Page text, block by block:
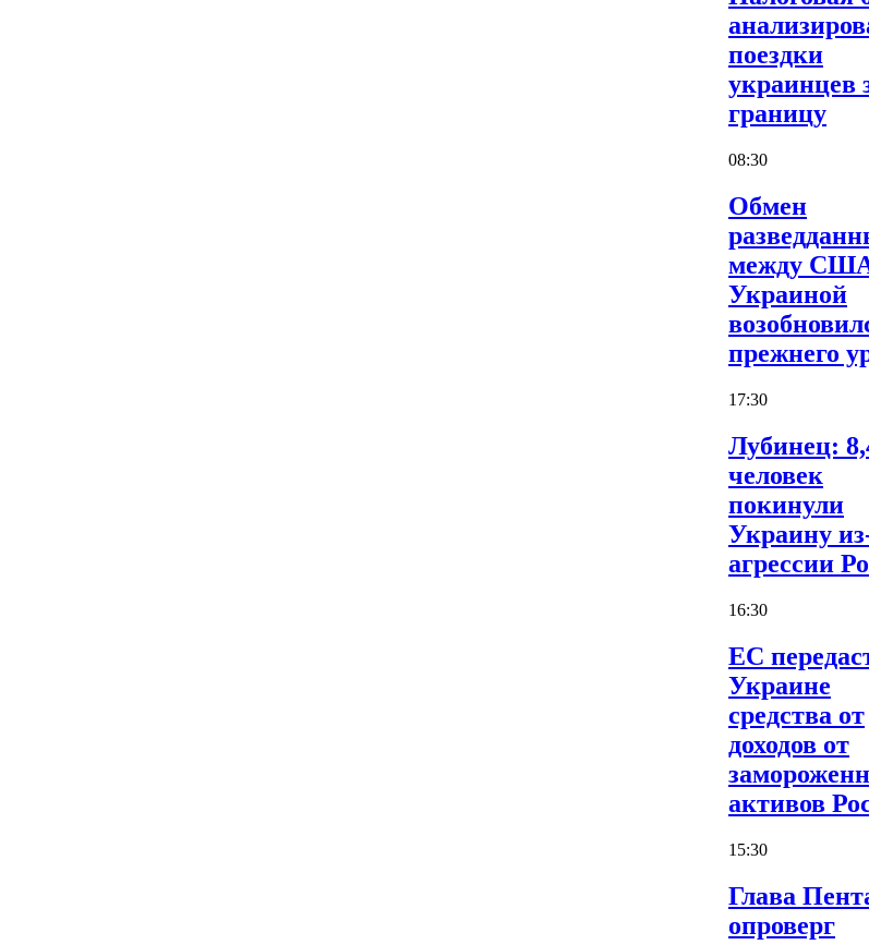
поездки
украинцев
границу
08:30
Обмен
между
Украиной
прежнего
17:30
Лубинец:
человек
покинули
Украину
агрессии
16:30
ЕС
Украине
средства от
доходов от
активов
15:30
Глава
опроверг